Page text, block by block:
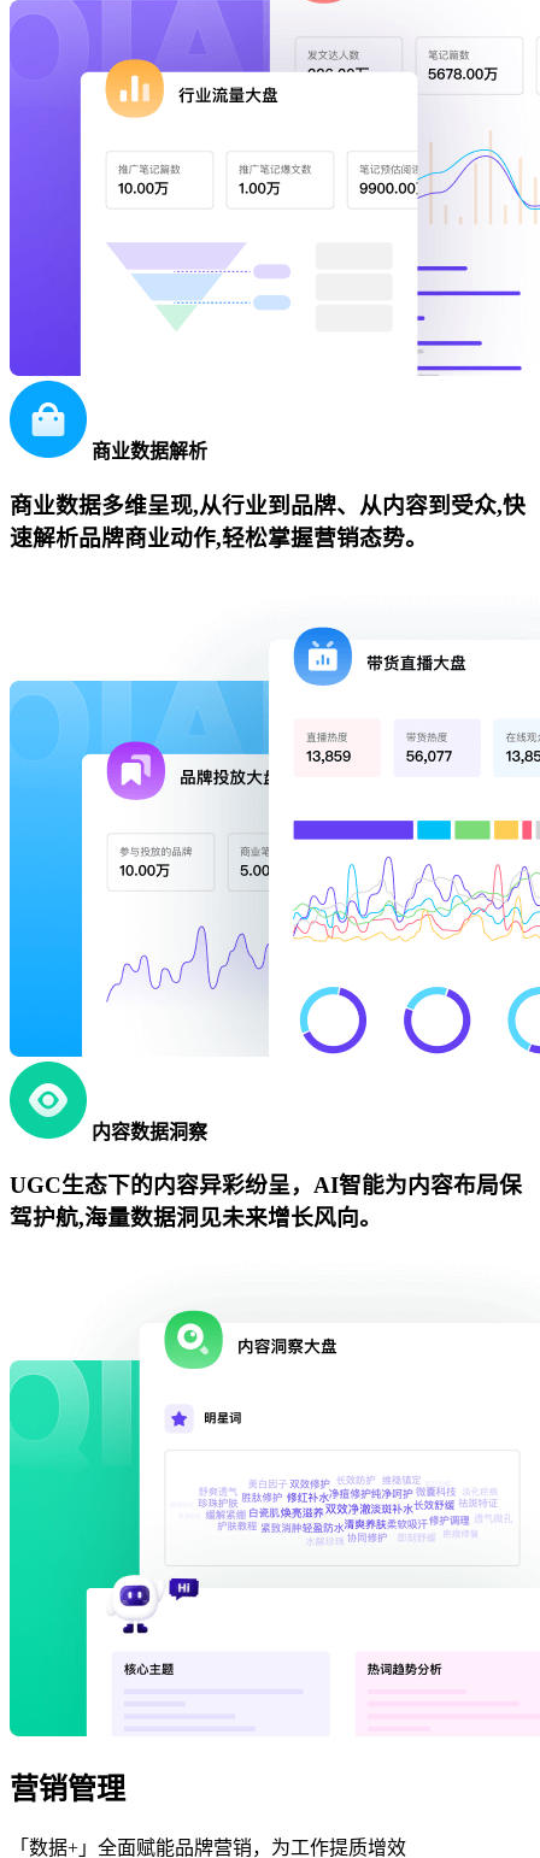
商业数据解析
商业数据多维呈现,从行业到品牌、从内容到受众,快
速解析品牌商业动作,轻松掌握营销态势。
内容数据洞察
UGC生态下的内容异彩纷呈，AI智能为内容布局保
驾护航,海量数据洞见未来增长风向。
营销管理
「数据+」全面赋能品牌营销，为工作提质增效